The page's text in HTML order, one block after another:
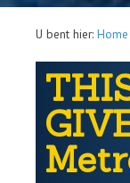
U bent hier: Home